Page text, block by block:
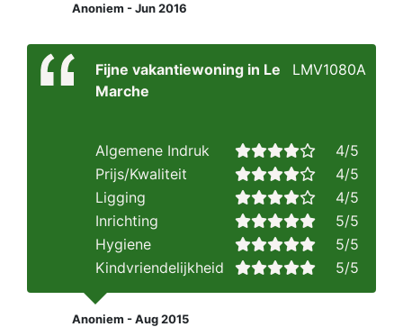
Anoniem - Jun 2016
Fijne vakantiewoning in Le
Marche
LMV1080A
Algemene Indruk
4/5
Prijs/Kwaliteit
4/5
Ligging
4/5
Inrichting
5/5
Hygiene
5/5
Kindvriendelijkheid
5/5
Anoniem - Aug 2015